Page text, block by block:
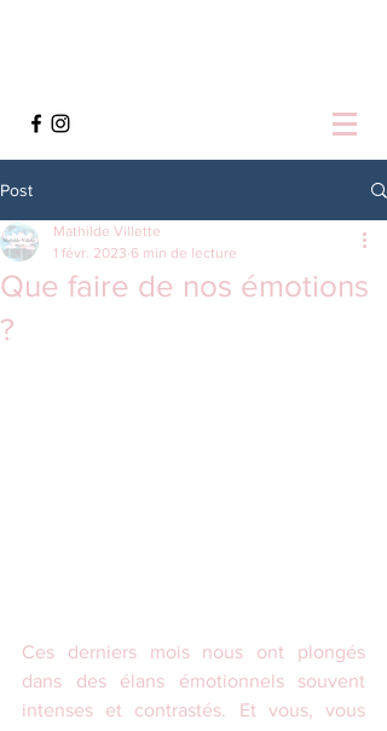
Post
Que faire de nos émotions
?
Mathilde Villette
1 févr. 2023 6 min de lecture
Ces derniers mois nous ont plongés
dans des élans émotionnels souvent
intenses et contrastés. Et vous, vous